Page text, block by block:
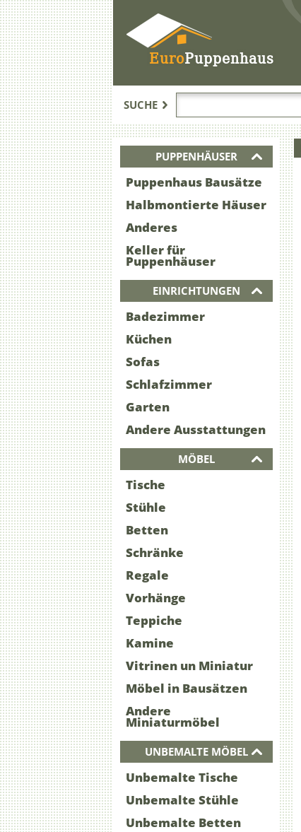
EuroPuppenhaus
SUCHE
PUPPENHÄUSER
Puppenhaus Bausätze
Halbmontierte Häuser
Anderes
Keller für
Puppenhäuser
EINRICHTUNGEN
Badezimmer
Küchen
Sofas
Schlafzimmer
Garten
Andere Ausstattungen
MÖBEL
Tische
Stühle
Betten
Schränke
Regale
Vorhänge
Teppiche
Kamine
Vitrinen un Miniatur
Möbel in Bausätzen
Andere
Miniaturmöbel
UNBEMALTE MÖBEL
Unbemalte Tische
Unbemalte Stühle
Unbemalte Betten